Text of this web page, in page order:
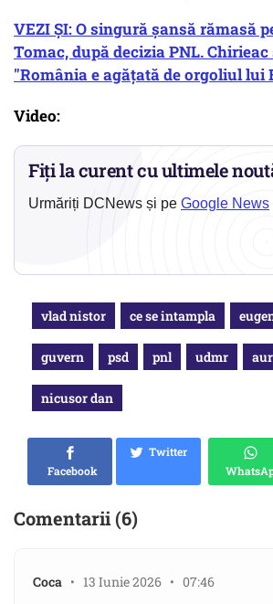
VEZI ȘI: O singură şansă rămasă
Tomac, după decizia PNL.
"România e agăţată de orgoliul lui
Video:
Fiți la curent cu ultimele
Urmăriți DCNews și pe Google News
vlad nistor ce se intampla
guvern psd pnl udmr aur
nicusor dan
Facebook
Twitter
Comentarii (6)
Coca • 13 Iunie 2026 • 07:46